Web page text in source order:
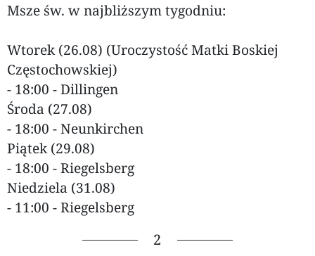
Msze św. w najbliższym tygodniu:
Wtorek (26.08) (Uroczystość Matki Boskiej
Częstochowskiej)
- 18:00 - Dillingen
Środa (27.08)
- 18:00 - Neunkirchen
Piątek (29.08)
- 18:00 - Riegelsberg
Niedziela (31.08)
- 11:00 - Riegelsberg
2